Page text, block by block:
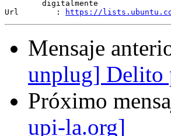
Url        :
https://
Mensaje
unplug] Delito
Próximo
upi-la.org]